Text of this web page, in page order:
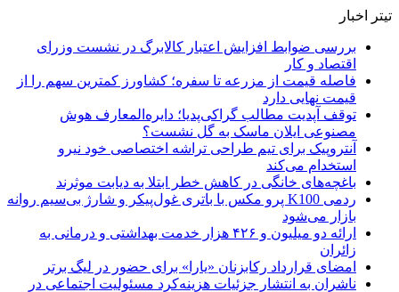
تیتر اخبار
بررسی ضوابط افزایش اعتبار کالابرگ در نشست وزرای
اقتصاد و کار
فاصله قیمت از مزرعه تا سفره؛ کشاورز کمترین سهم را از
قیمت نهایی دارد
توقف آپدیت مطالب گراکی‌پدیا؛ دایره‌المعارف هوش
مصنوعی ایلان ماسک به گل نشست؟
آنتروپیک برای تیم طراحی تراشه اختصاصی خود نیرو
استخدام می‌کند
باغچه‌های خانگی در کاهش خطر ابتلا به دیابت موثرند
ردمی K100 پرو مکس با باتری غول‌پیکر و شارژ بی‌سیم روانه
بازار می‌شود
ارائه دو میلیون و ۴۲۶ هزار خدمت بهداشتی و درمانی به
زائران
امضای قرارداد رکابزنان «یارا» برای حضور در لیگ برتر
ناشران به انتشار جزئیات هزینه‌کرد مسئولیت اجتماعی در